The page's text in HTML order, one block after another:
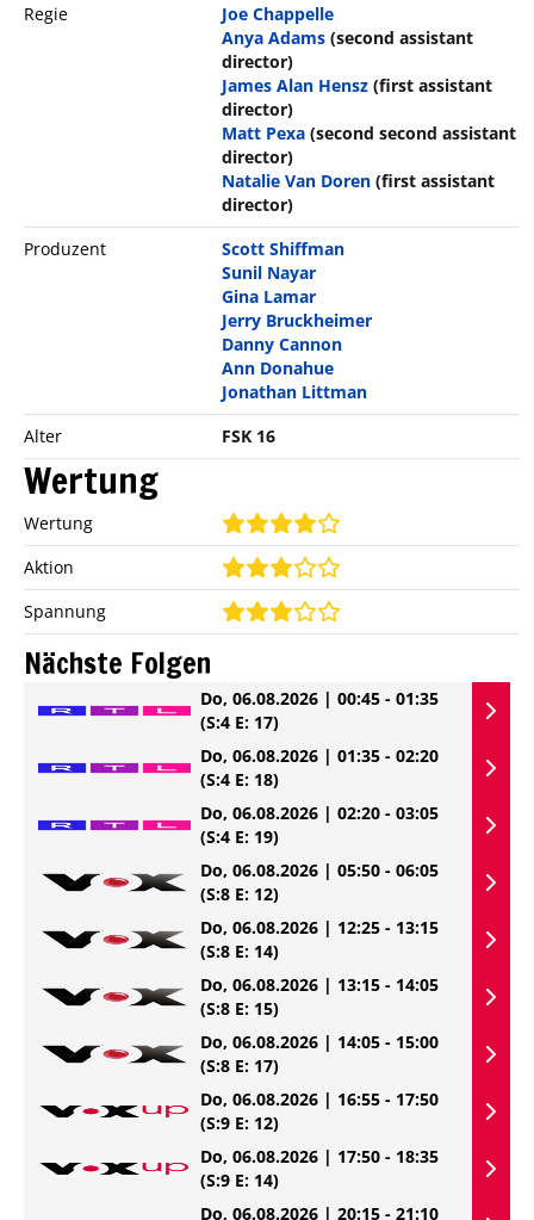
Regie
Joe Chappelle
Anya Adams (second assistant
director)
James Alan Hensz (first assistant
director)
Matt Pexa (second second assistant
director)
Natalie Van Doren (first assistant
director)
Produzent
Scott Shiffman
Sunil Nayar
Gina Lamar
Jerry Bruckheimer
Danny Cannon
Ann Donahue
Jonathan Littman
Alter
FSK 16
Wertung
Wertung
Aktion
Spannung
Nächste Folgen
Do, 06.08.2026 | 00:45 - 01:35
(S:4 E: 17)
Do, 06.08.2026 | 01:35 - 02:20
(S:4 E: 18)
Do, 06.08.2026 | 02:20 - 03:05
(S:4 E: 19)
Do, 06.08.2026 | 05:50 - 06:05
(S:8 E: 12)
Do, 06.08.2026 | 12:25 - 13:15
(S:8 E: 14)
Do, 06.08.2026 | 13:15 - 14:05
(S:8 E: 15)
Do, 06.08.2026 | 14:05 - 15:00
(S:8 E: 17)
Do, 06.08.2026 | 16:55 - 17:50
(S:9 E: 12)
Do, 06.08.2026 | 17:50 - 18:35
(S:9 E: 14)
Do, 06.08.2026 | 20:15 - 21:10